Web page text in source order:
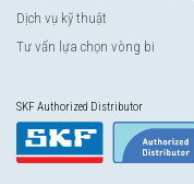
Dịch vụ kỹ thuật
Tư vấn lựa chọn vòng bi
SKF Authorized Distributor